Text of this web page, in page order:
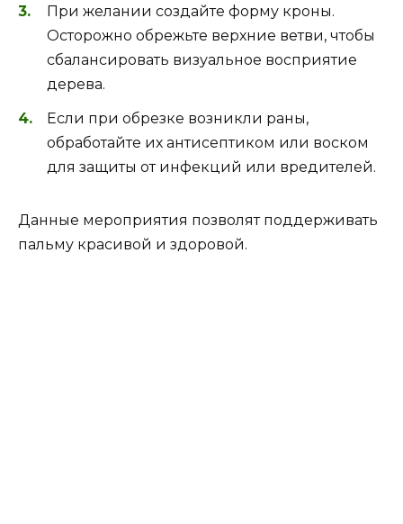
При желании создайте форму кроны.
Осторожно обрежьте верхние ветви, чтобы
сбалансировать визуальное восприятие
дерева.
Если при обрезке возникли раны,
обработайте их антисептиком или воском
для защиты от инфекций или вредителей.
Данные мероприятия позволят поддерживать
пальму красивой и здоровой.